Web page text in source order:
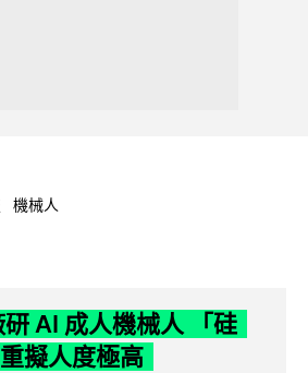
機械人
AI 成人機械人 「硅
擬人度極高